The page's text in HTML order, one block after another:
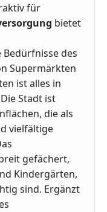
für
bietet
des
Supermärkten
ist alles in
Stadt ist
die als
vielfältige
gefächert,
Kindergärten,
sind. Ergänzt